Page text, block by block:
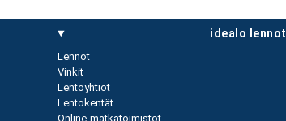
idealo lennot
Lennot
Vinkit
Lentoyhtiöt
Lentokentät
Online-matkatoimistot